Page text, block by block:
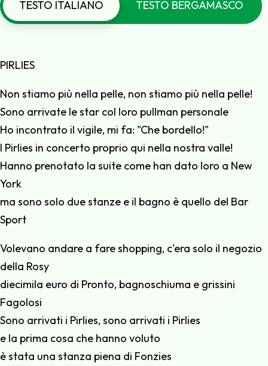
TESTO ITALIANO TESTO BERGAMASCO
PIRLIES
Non stiamo più nella pelle, non stiamo più nella pelle!
Sono arrivate le star col loro pullman personale
Ho incontrato il vigile, mi fa: "Che bordello!"
I Pirlies in concerto proprio qui nella nostra valle!
Hanno prenotato la suite come han dato loro a New
York
ma sono solo due stanze e il bagno è quello del Bar
Sport
Volevano andare a fare shopping, c'era solo il negozio
della Rosy
diecimila euro di Pronto, bagnoschiuma e grissini
Fagolosi
Sono arrivati i Pirlies, sono arrivati i Pirlies
e la prima cosa che hanno voluto
è stata una stanza piena di Fonzies